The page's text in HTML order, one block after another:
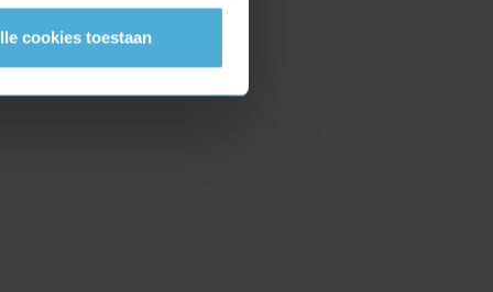
cookies toestaan